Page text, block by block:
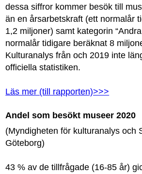
dessa siffror kommer besök till
än en årsarbetskraft (ett normalår
1,2 miljoner) samt kategorin
normalår tidigare beräknat 8
Kulturanalys från och 2019 inte
officiella statistiken.
Läs mer (till rapporten)>>>
Andel som besökt museer 2020
(Myndigheten för kulturanalys och
Göteborg)
43 % av de tillfrågade (16-85 år)